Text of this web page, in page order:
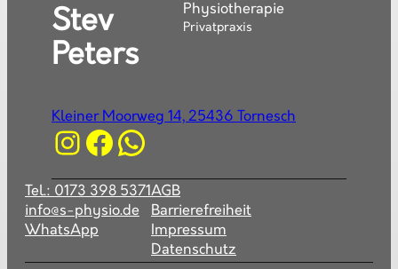
Stev
Peters
Physiotherapie
Privatpraxis
Kleiner Moorweg 14, 25436 Tornesch
Instagram
Facebook
WhatsApp
Tel.: 0173 398 5371
info@s-physio.de
WhatsApp
AGB
Barrierefreiheit
Impressum
Datenschutz